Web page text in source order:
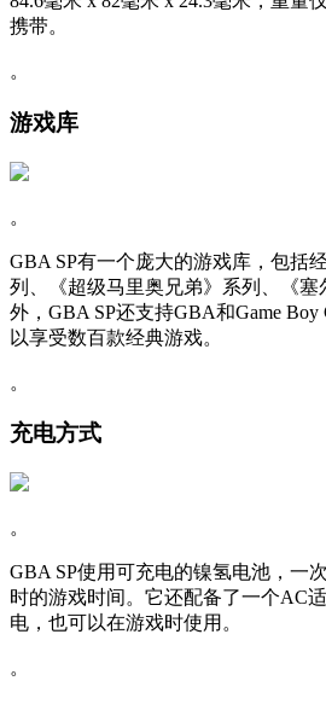
携带。
。
游戏库
。
GBA SP有一个庞大的游戏库，包括
列、《超级马里奥兄弟》系列、《
外，GBA SP还支持GBA和Game
以享受数百款经典游戏。
。
充电方式
。
GBA SP使用可充电的镍氢电池，一
时的游戏时间。它还配备了一个AC
电，也可以在游戏时使用。
。